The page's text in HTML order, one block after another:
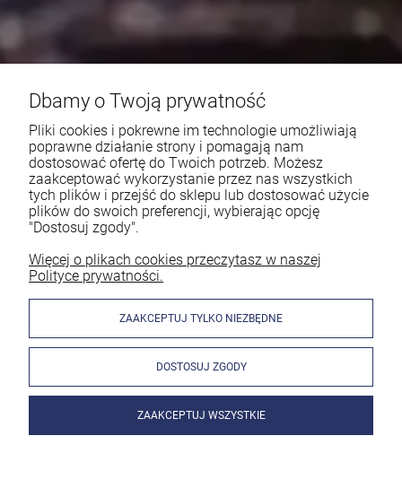
Dbamy o Twoją prywatność
Pliki cookies i pokrewne im technologie umożliwiają
poprawne działanie strony i pomagają nam
dostosować ofertę do Twoich potrzeb. Możesz
zaakceptować wykorzystanie przez nas wszystkich
tych plików i przejść do sklepu lub dostosować użycie
plików do swoich preferencji, wybierając opcję
"Dostosuj zgody".
Więcej o plikach cookies przeczytasz w naszej
Polityce prywatności.
ZAAKCEPTUJ TYLKO NIEZBĘDNE
DOSTOSUJ ZGODY
ZAAKCEPTUJ WSZYSTKIE